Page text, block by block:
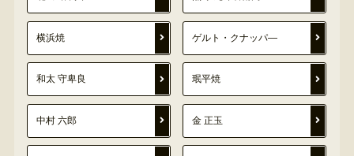
横浜焼 ゲルト・クナッパ―
和太 守卑良 珉平焼
中村 六郎 金 正玉